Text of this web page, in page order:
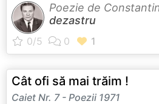
Poezie de
dezastru
Cât ofi să mai trăim !
Caiet Nr. 7 - Poezii 1971